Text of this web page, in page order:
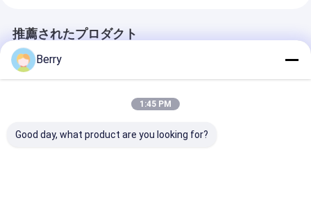
推薦されたプロダクト
Berry
1:45 PM
Good day, what product are you looking for?